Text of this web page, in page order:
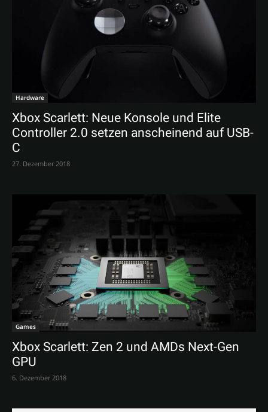
Hardware
Xbox Scarlett: Neue Konsole und Elite
Controller 2.0 setzen anscheinend auf USB-
C
27. Dezember 2018
Games
Xbox Scarlett: Zen 2 und AMDs Next-Gen
GPU
6. Dezember 2018